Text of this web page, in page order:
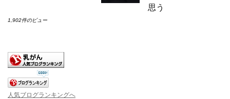
思う
1,902件のビュー
人気ブログランキングへ